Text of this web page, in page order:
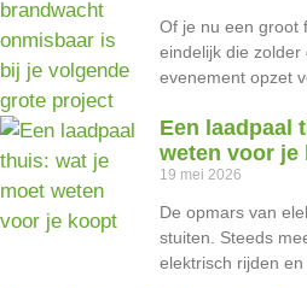
Of je nu een groot
eindelijk die
evenement opzet
Een laadpaal
weten voor je
19 mei 2026
De opmars van
stuiten. Steeds
elektrisch rijden